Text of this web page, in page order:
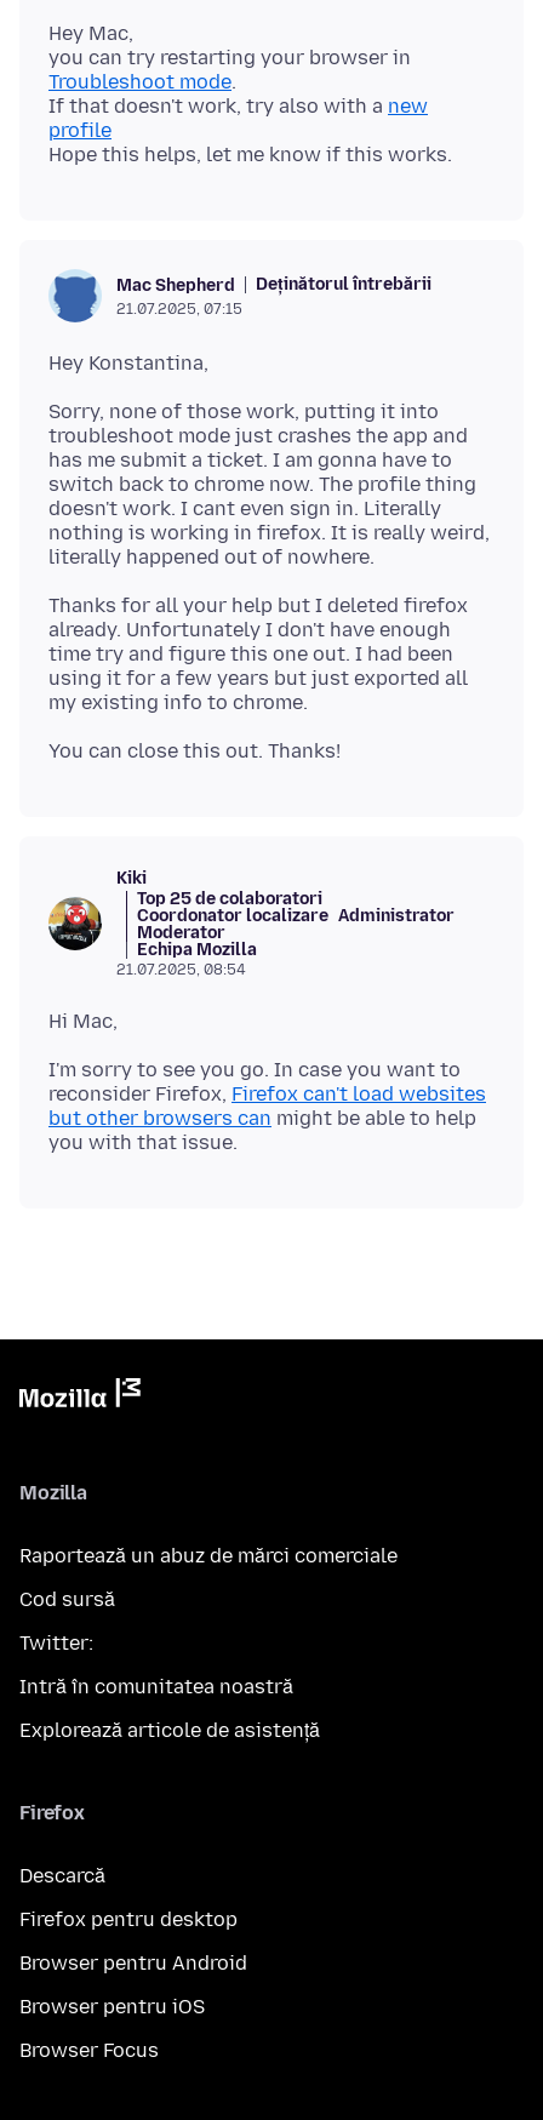
Hey Mac,
you can try restarting your browser in
Troubleshoot mode.
If that doesn't work, try also with a new
profile
Mac Shepherd Deținătorul întrebării
21.07.2025, 07:15
Sorry, none of those work, putting it into
troubleshoot mode just crashes the app and
has me submit a ticket. I am gonna have to
switch back to chrome now. The profile thing
doesn't work. I cant even sign in. Literally
nothing is working in firefox. It is really weird,
Thanks for all your help but I deleted firefox
already. Unfortunately I don't have enough
time try and figure this one out. I had been
using it for a few years but just exported all
Kiki
Top 25 de colaboratori
Coordonator localizare Administrator
Moderator
Echipa Mozilla
21.07.2025, 08:54
I'm sorry to see you go. In case you want to
reconsider Firefox, Firefox can't load websites
but other browsers can might be able to help
Mozilla
Raportează un abuz de mărci comerciale
Cod sursă
Twitter:
Intră în comunitatea noastră
Explorează articole de asistență
Firefox
Descarcă
Firefox pentru desktop
Browser pentru Android
Browser pentru iOS
Browser Focus